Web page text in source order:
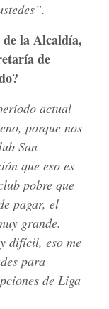
de la Alcaldía,
de
actual
porque nos
San
que eso es
pobre que
pagar, el
grande.
difícil, eso me
para
de Liga